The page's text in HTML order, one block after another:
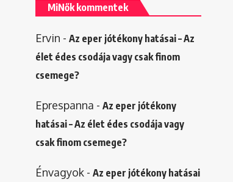
MiNők kommentek
Ervin - Az eper jótékony hatásai – Az
élet édes csodája vagy csak finom
csemege?
Eprespanna - Az eper jótékony
hatásai – Az élet édes csodája vagy
csak finom csemege?
Énvagyok- Az eper jótékony hatásai